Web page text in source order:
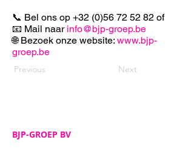
📞 Bel ons op +32 (0)56 72 52 82 of
📧 Mail naar info@bjp-groep.be
🌐 Bezoek onze website: www.bjp-
groep.be
Previous Next
BJP-GROEP BV